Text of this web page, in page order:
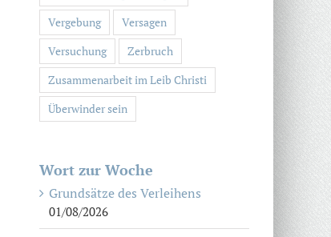
Vergebung
Versagen
Versuchung
Zerbruch
Zusammenarbeit im Leib Christi
Überwinder sein
Wort zur Woche
Grundsätze des Verleihens
01/08/2026